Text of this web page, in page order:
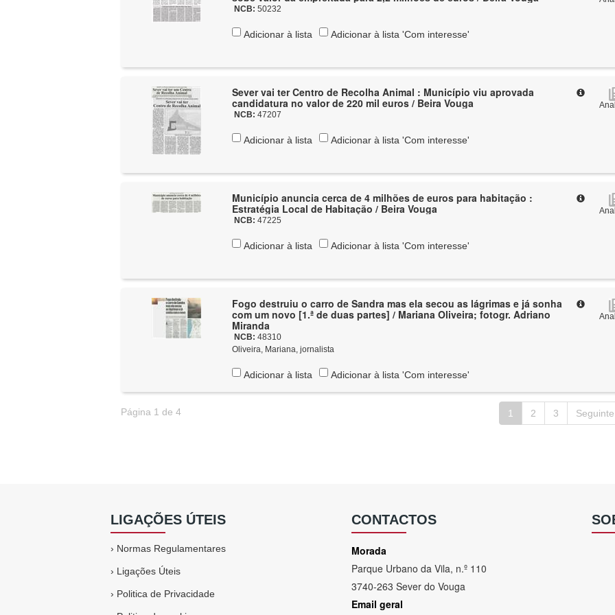
NCB:50232
Adicionar à lista Adicionar à lista 'Com interesse'
Sever vai ter Centro de Recolha Animal : Município viu aprovada
candidatura no valor de 220 mil euros / Beira Vouga
NCB:47207
Adicionar à lista Adicionar à lista 'Com interesse'
Município anuncia cerca de 4 milhões de euros para habitação :
Estratégia Local de Habitação / Beira Vouga
NCB:47225
Adicionar à lista Adicionar à lista 'Com interesse'
Fogo destruiu o carro de Sandra mas ela secou as lágrimas e já sonha
com um novo [1.ª de duas partes] / Mariana Oliveira; fotogr. Adriano
Miranda
NCB:48310
Oliveira, Mariana, jornalista
Adicionar à lista Adicionar à lista 'Com interesse'
Página 1 de 4 1 2 3 Seguinte
LIGAÇÕES ÚTEIS
› Normas Regulamentares
› Ligações Úteis
› Politica de Privacidade
CONTACTOS
Morada
Parque Urbano da Vila, n.º 110
3740-263 Sever do Vouga
Email geral